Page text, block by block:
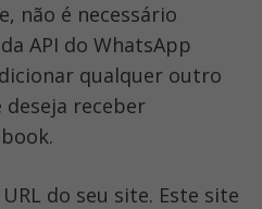
não é necessário
API do WhatsApp
qualquer outro
receber
do seu site. Este site